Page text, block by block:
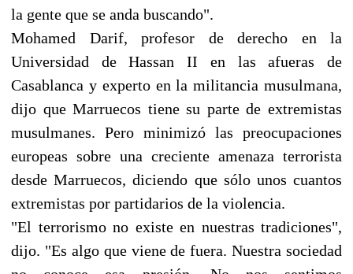
la gente que se anda buscando".
Mohamed Darif, profesor de derecho en la
Universidad de Hassan II en las afueras de
Casablanca y experto en la militancia musulmana,
dijo que Marruecos tiene su parte de extremistas
musulmanes. Pero minimizó las preocupaciones
europeas sobre una creciente amenaza terrorista
desde Marruecos, diciendo que sólo unos cuantos
extremistas por partidarios de la violencia.
"El terrorismo no existe en nuestras tradiciones",
dijo. "Es algo que viene de fuera. Nuestra sociedad